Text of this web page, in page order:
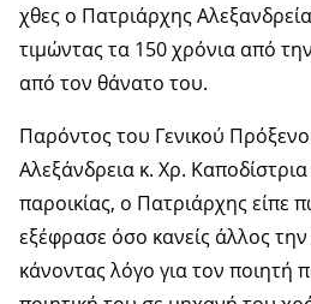
χθες ο Πατριάρχης
τιμώντας τα 150 χρόνια από
από τον θάνατο του.
Παρόντος του Γενικού
Αλεξάνδρεια κ. Χρ.
παροικίας, ο Πατριάρχης είπε
εξέφρασε όσο κανείς άλλος
κάνοντας λόγο για τον ποιητή